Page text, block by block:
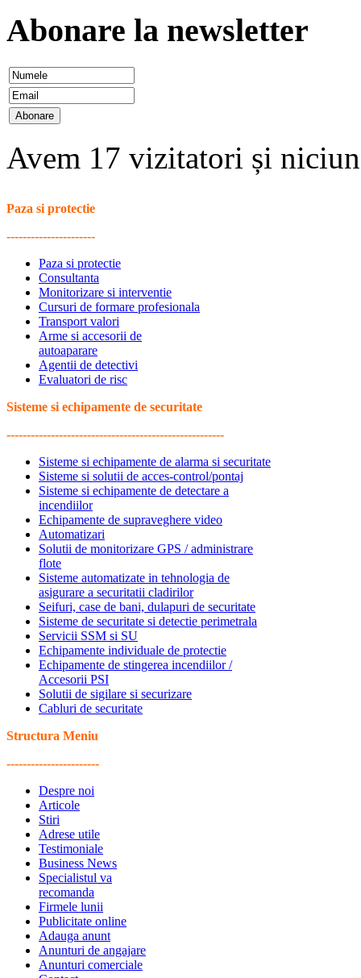
Abonare la newsletter
Avem 17 vizitatori și
Paza si protectie
----------------------
Paza si protectie
Consultanta
Monitorizare si interventie
Cursuri de formare profesionala
Transport valori
Arme si accesorii de
autoaparare
Agentii de detectivi
Evaluatori de risc
Sisteme si echipamente de securitate
------------------------------------------------------
Sisteme si echipamente de alarma si securitate
Sisteme si solutii de acces-control/pontaj
Sisteme si echipamente de detectare a
incendiilor
Echipamente de supraveghere video
Automatizari
Solutii de monitorizare GPS / administrare
flote
Sisteme automatizate in tehnologia de
asigurare a securitatii cladirilor
Seifuri, case de bani, dulapuri de securitate
Sisteme de securitate si detectie perimetrala
Servicii SSM si SU
Echipamente individuale de protectie
Echipamente de stingerea incendiilor /
Accesorii PSI
Solutii de sigilare si securizare
Cabluri de securitate
Structura Meniu
-----------------------
Despre noi
Articole
Stiri
Adrese utile
Testimoniale
Business News
Specialistul va
recomanda
Firmele lunii
Publicitate online
Adauga anunt
Anunturi de angajare
Anunturi comerciale